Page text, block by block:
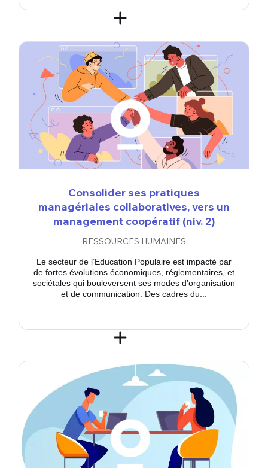
Consolider ses pratiques
managériales collaboratives, vers un
management coopératif (niv. 2)
RESSOURCES HUMAINES
Le secteur de l’Education Populaire est impacté par
de fortes évolutions économiques, réglementaires, et
sociétales qui bouleversent ses modes d’organisation
et de communication. Des cadres du...